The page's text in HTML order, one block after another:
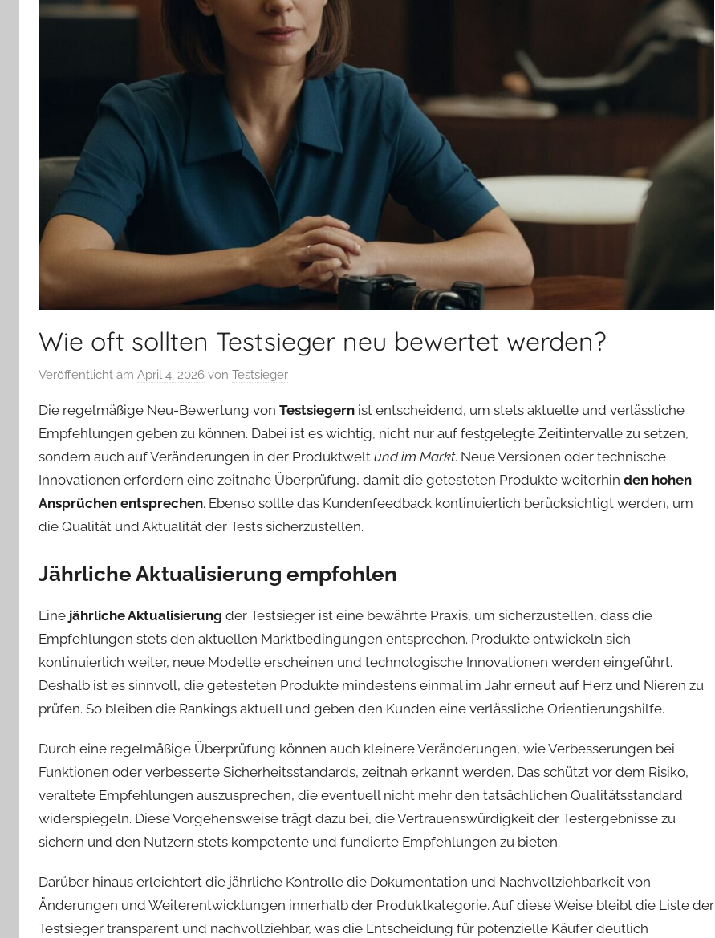
Wie oft sollten Testsieger neu bewertet werden?
Veröffentlicht am April 4, 2026 von Testsieger
Die regelmäßige Neu-Bewertung von Testsiegern ist entscheidend, um stets aktuelle und verlässliche
Empfehlungen geben zu können. Dabei ist es wichtig, nicht nur auf festgelegte Zeitintervalle zu setzen,
sondern auch auf Veränderungen in der Produktwelt und im Markt. Neue Versionen oder technische
Innovationen erfordern eine zeitnahe Überprüfung, damit die getesteten Produkte weiterhin den hohen
Ansprüchen entsprechen. Ebenso sollte das Kundenfeedback kontinuierlich berücksichtigt werden, um
die Qualität und Aktualität der Tests sicherzustellen.
Jährliche Aktualisierung empfohlen
Eine jährliche Aktualisierung der Testsieger ist eine bewährte Praxis, um sicherzustellen, dass die
Empfehlungen stets den aktuellen Marktbedingungen entsprechen. Produkte entwickeln sich
kontinuierlich weiter, neue Modelle erscheinen und technologische Innovationen werden eingeführt.
Deshalb ist es sinnvoll, die getesteten Produkte mindestens einmal im Jahr erneut auf Herz und Nieren zu
prüfen. So bleiben die Rankings aktuell und geben den Kunden eine verlässliche Orientierungshilfe.
Durch eine regelmäßige Überprüfung können auch kleinere Veränderungen, wie Verbesserungen bei
Funktionen oder verbesserte Sicherheitsstandards, zeitnah erkannt werden. Das schützt vor dem Risiko,
veraltete Empfehlungen auszusprechen, die eventuell nicht mehr den tatsächlichen Qualitätsstandard
widerspiegeln. Diese Vorgehensweise trägt dazu bei, die Vertrauenswürdigkeit der Testergebnisse zu
sichern und den Nutzern stets kompetente und fundierte Empfehlungen zu bieten.
Darüber hinaus erleichtert die jährliche Kontrolle die Dokumentation und Nachvollziehbarkeit von
Änderungen und Weiterentwicklungen innerhalb der Produktkategorie. Auf diese Weise bleibt die Liste der
Testsieger transparent und nachvollziehbar, was die Entscheidung für potenzielle Käufer deutlich